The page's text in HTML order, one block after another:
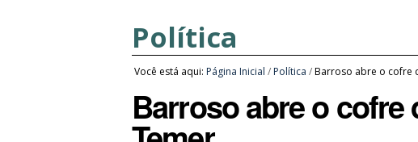
Política
Você está aqui: Página Inicial / Política /Barroso abre o cofre
Barroso abre o cofre